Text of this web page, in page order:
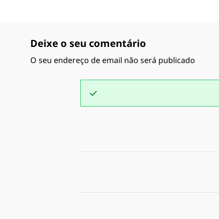
Deixe o seu comentário
O seu endereço de email não será publicado